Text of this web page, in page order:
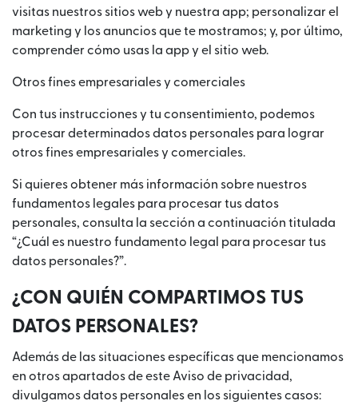
visitas nuestros sitios web y nuestra app; personalizar el
marketing y los anuncios que te mostramos; y, por último,
comprender cómo usas la app y el sitio web.
Otros fines empresariales y comerciales
Con tus instrucciones y tu consentimiento, podemos
procesar determinados datos personales para lograr
otros fines empresariales y comerciales.
Si quieres obtener más información sobre nuestros
fundamentos legales para procesar tus datos
personales, consulta la sección a continuación titulada
“¿Cuál es nuestro fundamento legal para procesar tus
datos personales?”.
¿CON QUIÉN COMPARTIMOS TUS
DATOS PERSONALES?
Además de las situaciones específicas que mencionamos
en otros apartados de este Aviso de privacidad,
divulgamos datos personales en los siguientes casos: